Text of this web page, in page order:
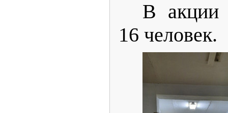
В акции
16 человек.